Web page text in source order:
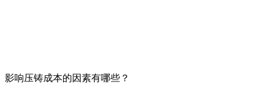
影响压铸成本的因素有哪些？